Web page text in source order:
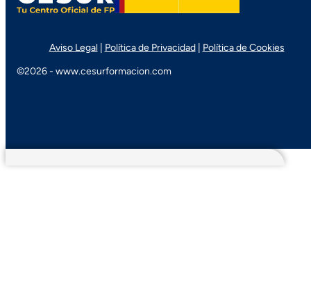
Aviso Legal| Política de Privacidad| Política de Cookies
©2026 - www.cesurformacion.com